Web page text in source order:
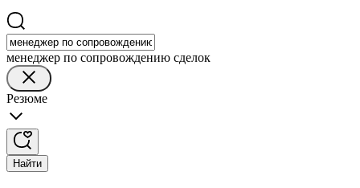
менеджер по сопровождению сделок
Резюме
Найти